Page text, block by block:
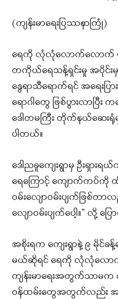
(ကျန်းမာရေးပြဿနာကြုံ)
ရေကို လုံလုံလောက်လောက်
တကိုယ်ရေသန့်ရှင်းမှု အပိုင်း
နွေရာသီရောက်ရင် အရေးပြာ
ရောဂါတွေ ဖြစ်ပွားလာပ
ဒေါတမကြီး တိုက်နယ်ဆေး
ပါတယ်။
ဒေါညခူကျေးရွာမှ ဦးရှား
ရေကြောင့် ကျောက်ကပ်
ဝမ်းလျောဝမ်းပျက်ဖြစ်တ
လျောဝမ်းပျက်ပေါ့။” လို့ ပြ
အစိုးရက ကျေးရွာနဲ့ ၉ မိုင်ခ
မယ်ဆိုရင် ရေကို လုံလုံလော
ကျန်းမာရေးအတွက်သာမက
ဝန်ထမ်းတွေအတွက်လည်း